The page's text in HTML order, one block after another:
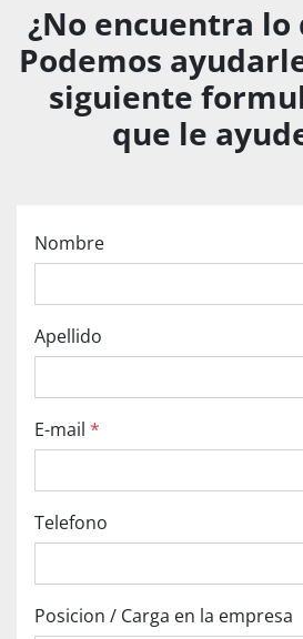
¿No encuentra lo
Podemos
siguiente
que le
Nombre
Apellido
E-mail *
Telefono
Posicion / Carga en la empresa